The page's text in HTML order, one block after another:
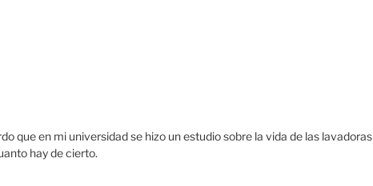
que en mi universidad se hizo un estudio sobre la vida de las lavadoras
hay de cierto.